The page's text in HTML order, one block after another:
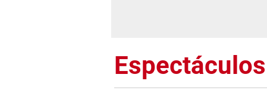
Espectáculos